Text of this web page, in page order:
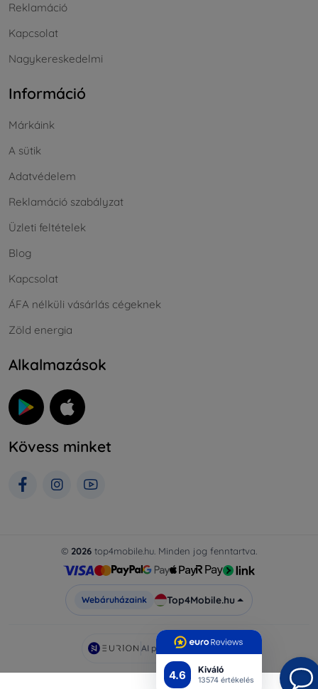
4.6 Kiváló
13574 értékelés
Reklamáció
Kapcsolat
Nagykereskedelmi
Információ
Márkáink
A sütik
Adatvédelem
Reklamáció szabályzat
Üzleti feltételek
Blog
Kapcsolat
ÁFA nélküli vásárlás cégeknek
Zöld energia
Alkalmazások
Kövess minket
© 2026 top4mobile.hu. Minden jog fenntartva.
Webáruházaink Top4Mobile.hu
AI powered byEurion